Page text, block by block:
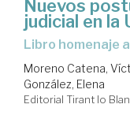
Nuevos
judicial en la
Libro homenaje
Moreno Catena,
González, Elena
Editorial Tirant lo